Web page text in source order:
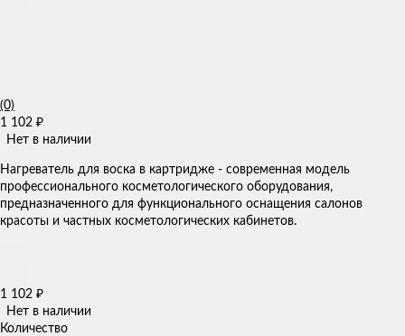
(0)
1 102 ₽
Нет в наличии
Нагреватель для воска в картридже - современная модель
профессионального косметологического оборудования,
предназначенного для функционального оснащения салонов
красоты и частных косметологических кабинетов.
1 102 ₽
Нет в наличии
Количество